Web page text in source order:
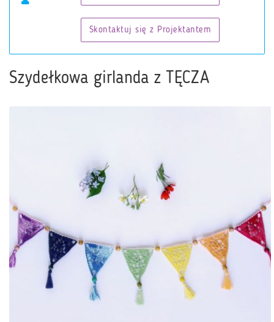
Skontaktuj się z Projektantem
Szydełkowa girlanda z TĘCZA